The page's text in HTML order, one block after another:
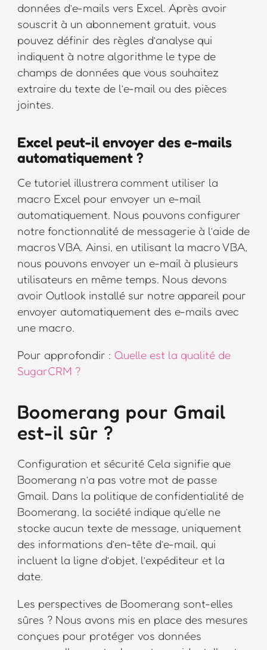
données d’e-mails vers Excel. Après avoir
souscrit à un abonnement gratuit, vous
pouvez définir des règles d’analyse qui
indiquent à notre algorithme le type de
champs de données que vous souhaitez
extraire du texte de l’e-mail ou des pièces
jointes.
Excel peut-il envoyer des e-mails
automatiquement ?
Ce tutoriel illustrera comment utiliser la
macro Excel pour envoyer un e-mail
automatiquement. Nous pouvons configurer
notre fonctionnalité de messagerie à l’aide de
macros VBA. Ainsi, en utilisant la macro VBA,
nous pouvons envoyer un e-mail à plusieurs
utilisateurs en même temps. Nous devons
avoir Outlook installé sur notre appareil pour
envoyer automatiquement des e-mails avec
une macro.
Pour approfondir : Quelle est la qualité de
SugarCRM ?
Boomerang pour Gmail
est-il sûr ?
Configuration et sécurité Cela signifie que
Boomerang n’a pas votre mot de passe
Gmail. Dans la politique de confidentialité de
Boomerang, la société indique qu’elle ne
stocke aucun texte de message, uniquement
des informations d’en-tête d’e-mail, qui
incluent la ligne d’objet, l’expéditeur et la
date.
Les perspectives de Boomerang sont-elles
sûres ? Nous avons mis en place des mesures
conçues pour protéger vos données